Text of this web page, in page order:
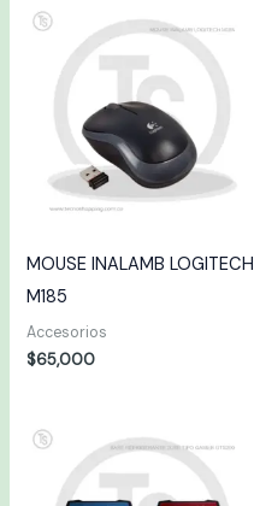
MOUSE INALAMB LOGITECH
M185
Accesorios
$65,000